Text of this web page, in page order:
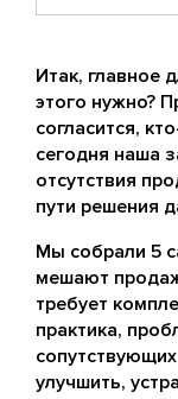
Итак, главное
этого нужно?
согласится,
сегодня наша
отсутствия
пути решения
Мы собрали 5
мешают
требует
практика,
улучшить,